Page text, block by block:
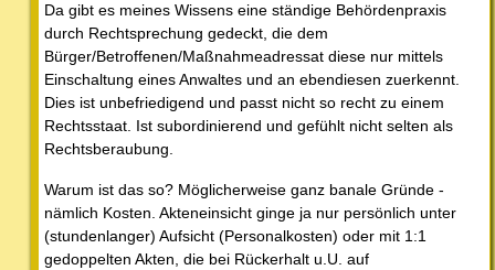
Da gibt es meines Wissens eine ständige Behördenpraxis
durch Rechtsprechung gedeckt, die dem
Bürger/Betroffenen/Maßnahmeadressat diese nur mittels
Einschaltung eines Anwaltes und an ebendiesen zuerkennt.
Dies ist unbefriedigend und passt nicht so recht zu einem
Rechtsstaat. Ist subordinierend und gefühlt nicht selten als
Rechtsberaubung.
Warum ist das so? Möglicherweise ganz banale Gründe -
nämlich Kosten. Akteneinsicht ginge ja nur persönlich unter
(stundenlanger) Aufsicht (Personalkosten) oder mit 1:1
gedoppelten Akten, die bei Rückerhalt u.U. auf